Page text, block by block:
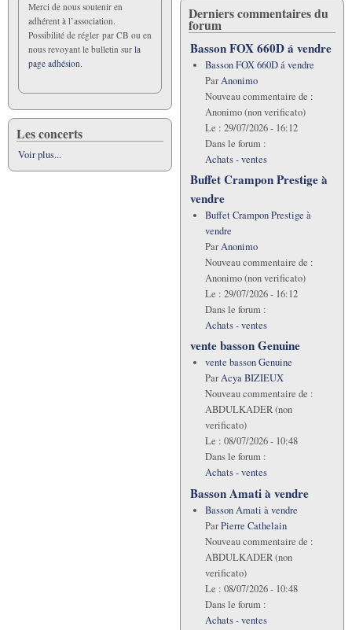
Merci de nous soutenir en
adhérent à l’association.
Possibilité de régler par CB ou en
nous revoyant le bulletin sur la
page adhésion.
Les concerts
Voir plus...
Derniers commentaires du
forum
Basson FOX 660D á vendre
Basson FOX 660D á vendre
ParAnonimo
Nouveau commentaire de :
Anonimo (non verificato)
Le : 29/07/2026 - 16:12
Dans le forum :
Achats - ventes
Buffet Crampon Prestige à
vendre
Buffet Crampon Prestige à
vendre
ParAnonimo
Nouveau commentaire de :
Anonimo (non verificato)
Le : 29/07/2026 - 16:12
Dans le forum :
Achats - ventes
vente basson Genuine
vente basson Genuine
ParAcya BIZIEUX
Nouveau commentaire de :
ABDULKADER (non
verificato)
Le : 08/07/2026 - 10:48
Dans le forum :
Achats - ventes
Basson Amati à vendre
Basson Amati à vendre
ParPierre Cathelain
Nouveau commentaire de :
ABDULKADER (non
verificato)
Le : 08/07/2026 - 10:48
Dans le forum :
Achats - ventes